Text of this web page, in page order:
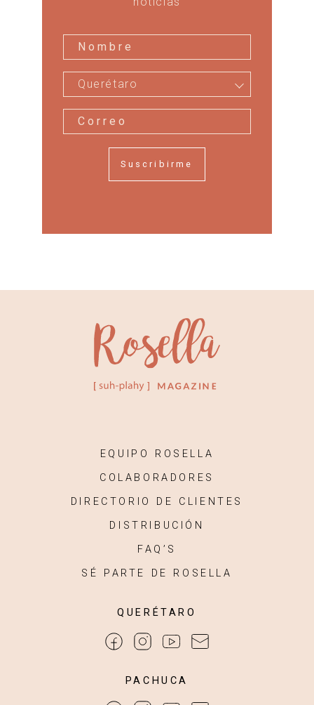
Querétaro
Suscribirme
EQUIPO ROSELLA
COLABORADORES
DIRECTORIO DE CLIENTES
DISTRIBUCIÓN
FAQ’S
SÉ PARTE DE ROSELLA
QUERÉTARO
PACHUCA